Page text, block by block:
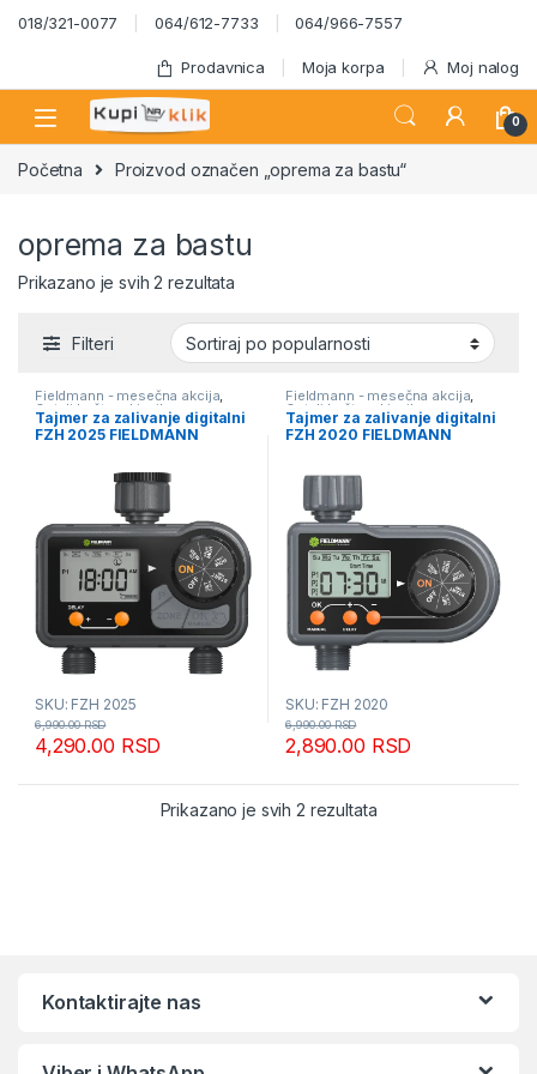
Skip to navigation
Skip to content
018/321-0077 064/612-7733 064/966-7557
Prodavnica Moja korpa Moj nalog
0
Početna Proizvod označen „oprema za bastu“
oprema za bastu
Prikazano je svih 2 rezultataSortirano po popularnosti
Filteri
Fieldmann - mesečna akcija,
Ostali baštenski pribor
Tajmer za zalivanje digitalni
FZH 2025 FIELDMANN
SKU: FZH 2025
4,290.00 RSD
6,990.00RSD
Fieldmann - mesečna akcija,
Ostali baštenski pribor
Tajmer za zalivanje digitalni
FZH 2020 FIELDMANN
SKU: FZH 2020
2,890.00 RSD
6,990.00RSD
Prikazano je svih 2 rezultataSortirano po
Kontaktirajte nas